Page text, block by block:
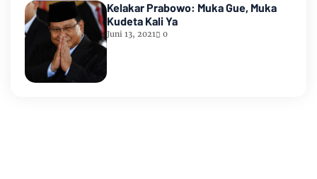
Kelakar Prabowo: Muka Gue, Muka
Kudeta Kali Ya
Juni 13, 2021 0